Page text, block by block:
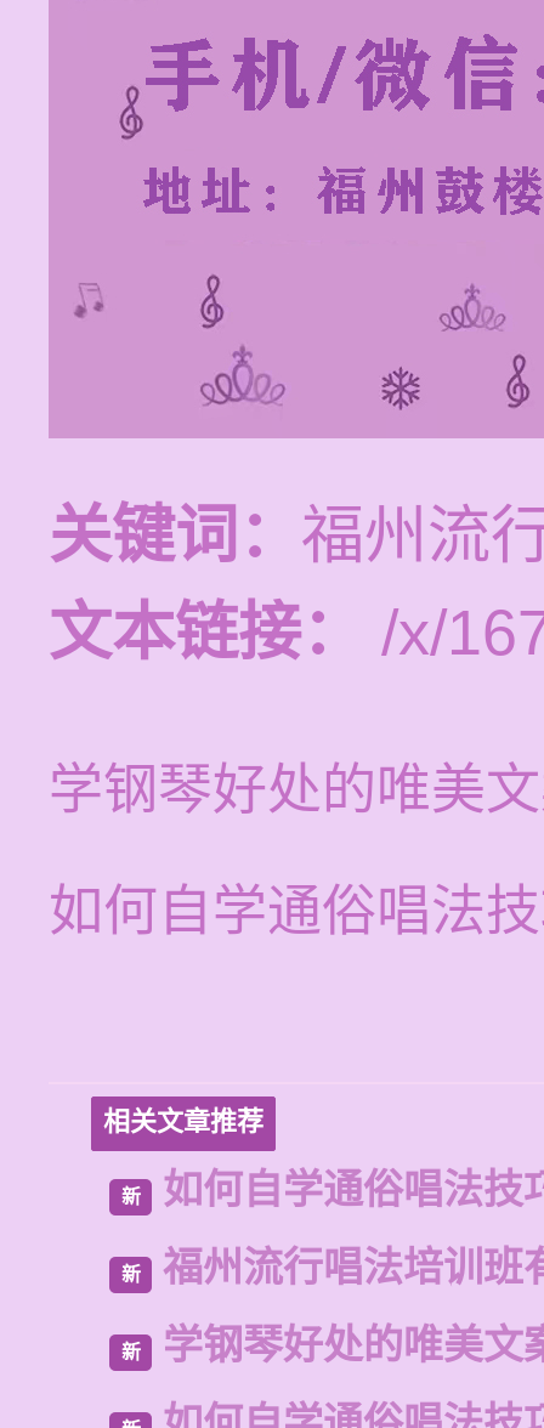
关键词： 福州流
文本链接：
/x/
学钢琴好处的唯美
如何自学通俗唱法
相关文章推荐
新 如何自学通俗唱法技
新 福州流行唱法培训班
新 学钢琴好处的唯美文